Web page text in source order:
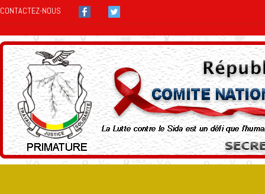
CONTACTEZ-NOUS